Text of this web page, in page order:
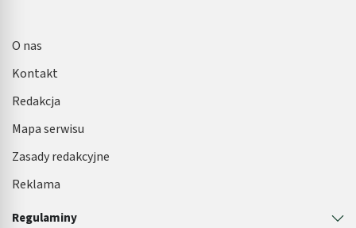
Regulaminy
O nas
Kontakt
Redakcja
Mapa serwisu
Zasady redakcyjne
Reklama